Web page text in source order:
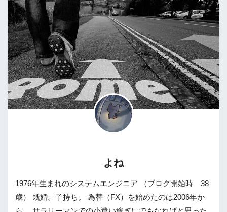
よね
1976年生まれのシステムエンジニア （ブログ開始時 38
歳） 既婚。子持ち。 為替（FX）を始めたのは2006年か